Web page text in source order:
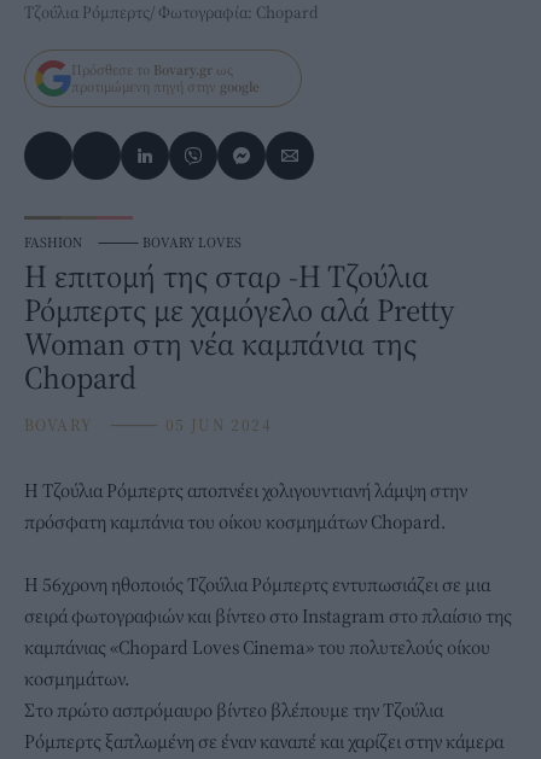
Τζούλια Ρόμπερτς/ Φωτογραφία: Chopard
Πρόσθεσε το Bovary.gr ως
προτιμώμενη πηγή στην google
FASHION ⸻ BOVARY LOVES
Η επιτομή της σταρ -Η Τζούλια
Ρόμπερτς με χαμόγελο αλά Pretty
Woman στη νέα καμπάνια της
Chopard
BOVARY ⸻ 05 JUN 2024
Η Τζούλια Ρόμπερτς αποπνέει χολιγουντιανή λάμψη στην
πρόσφατη καμπάνια του οίκου κοσμημάτων Chopard.
Η 56χρονη ηθοποιός Τζούλια Ρόμπερτς εντυπωσιάζει σε μια
σειρά φωτογραφιών και βίντεο στο Instagram στο πλαίσιο της
καμπάνιας «Chopard Loves Cinema» του πολυτελούς οίκου
κοσμημάτων.
Στο πρώτο ασπρόμαυρο βίντεο βλέπουμε την Τζούλια
Ρόμπερτς ξαπλωμένη σε έναν καναπέ και χαρίζει στην κάμερα